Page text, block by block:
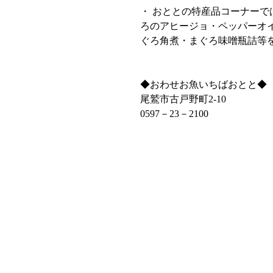
・ おととの特産品コーナー
ろのアヒージョ・ペッパーオ
ぐろ角煮・まぐろ味噌瓶詰等
◆おわせお魚いちばおとと◆
尾鷲市古戸野町2‐10
0597－23－2100